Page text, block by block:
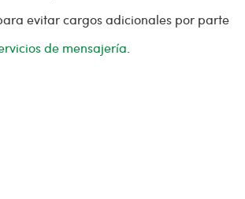
evitar cargos adicionales por parte
de mensajería